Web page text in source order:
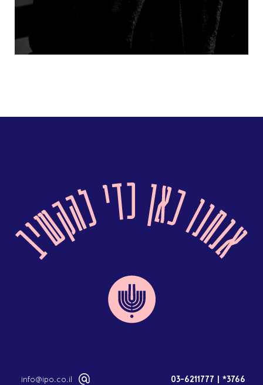
3766*
|
03-6211777
info@ipo.co.il